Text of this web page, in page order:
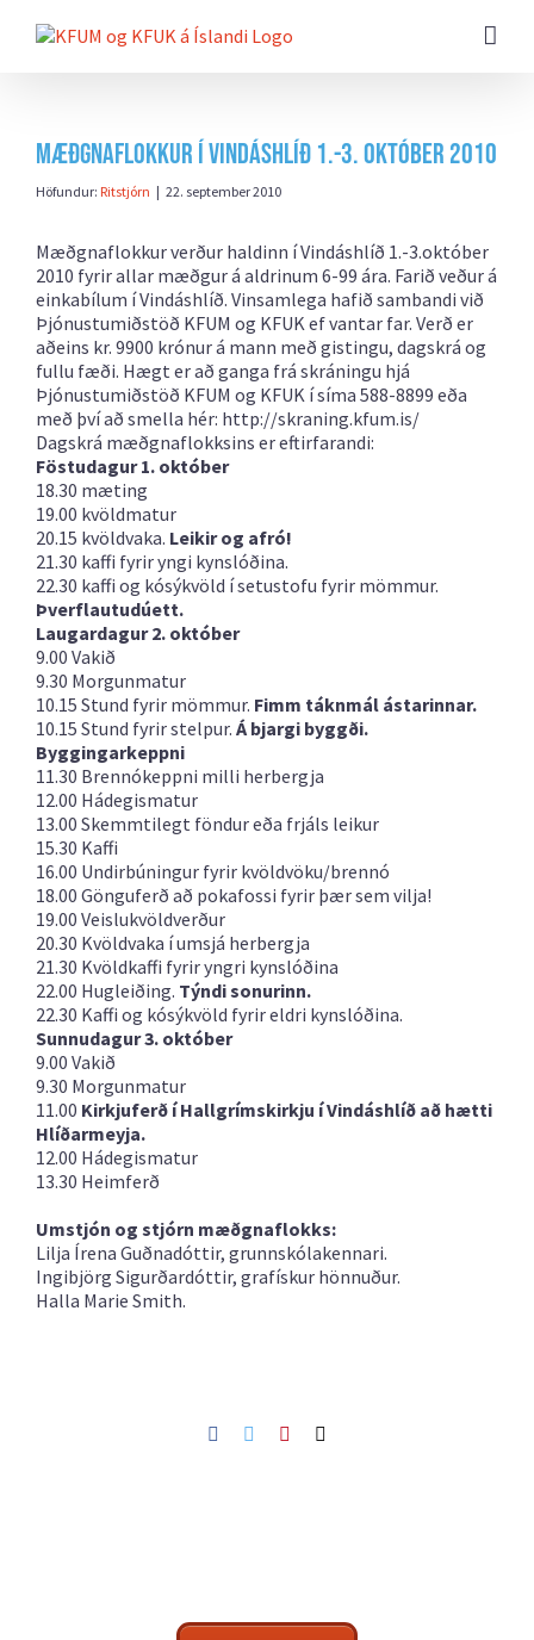
beint
Mæðgnaflokkur í Vindáshlíð 1.-3. október 2010
Höfundur: Ritstjórn | 22. september 2010
Mæðgnaflokkur verður haldinn í Vindáshlíð 1.-3.október
2010 fyrir allar mæðgur á aldrinum 6-99 ára. Farið veður á
einkabílum í Vindáshlíð. Vinsamlega hafið sambandi við
Þjónustumiðstöð KFUM og KFUK ef vantar far. Verð er
aðeins kr. 9900 krónur á mann með gistingu, dagskrá og
fullu fæði. Hægt er að ganga frá skráningu hjá
Þjónustumiðstöð KFUM og KFUK í síma 588-8899 eða
með því að smella hér: http://skraning.kfum.is/
Dagskrá mæðgnaflokksins er eftirfarandi:
Föstudagur 1. október
18.30 mæting
19.00 kvöldmatur
20.15 kvöldvaka. Leikir og afró!
21.30 kaffi fyrir yngi kynslóðina.
22.30 kaffi og kósýkvöld í setustofu fyrir mömmur.
Þverflautudúett.
Laugardagur 2. október
9.00 Vakið
9.30 Morgunmatur
10.15 Stund fyrir mömmur. Fimm táknmál ástarinnar.
10.15 Stund fyrir stelpur. Á bjargi byggði.
Byggingarkeppni
11.30 Brennókeppni milli herbergja
12.00 Hádegismatur
13.00 Skemmtilegt föndur eða frjáls leikur
15.30 Kaffi
16.00 Undirbúningur fyrir kvöldvöku/brennó
18.00 Gönguferð að pokafossi fyrir þær sem vilja!
19.00 Veislukvöldverður
20.30 Kvöldvaka í umsjá herbergja
21.30 Kvöldkaffi fyrir yngri kynslóðina
22.00 Hugleiðing. Týndi sonurinn.
22.30 Kaffi og kósýkvöld fyrir eldri kynslóðina.
Sunnudagur 3. október
9.00 Vakið
9.30 Morgunmatur
11.00 Kirkjuferð í Hallgrímskirkju í Vindáshlíð að hætti
Hlíðarmeyja.
12.00 Hádegismatur
13.30 Heimferð
Umstjón og stjórn mæðgnaflokks:
Lilja Írena Guðnadóttir, grunnskólakennari.
Ingibjörg Sigurðardóttir, grafískur hönnuður.
Halla Marie Smith.
Facebook
TwitterPinterest